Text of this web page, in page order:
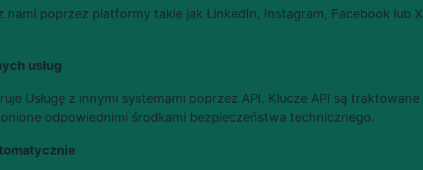
nami poprzez platformy takie jak LinkedIn, Instagram, Facebook lub X
usług
Usługę z innymi systemami poprzez API. Klucze API są traktowane
odpowiednimi środkami bezpieczeństwa technicznego.